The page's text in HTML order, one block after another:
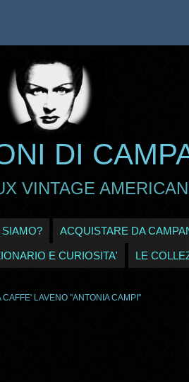
DI
VINTAGE
ACQUISTARE DA
E CURIOSITA' LE
LAVENO "ANTONIA CAMPI"